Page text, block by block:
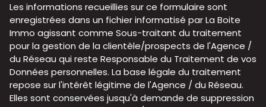
Les informations recueillies sur ce formulaire sont
enregistrées dans un fichier informatisé par La Boite
Immo agissant comme Sous-traitant du traitement
pour la gestion de la clientèle/prospects de l'Agence /
du Réseau qui reste Responsable du Traitement de vos
Données personnelles. La base légale du traitement
repose sur l'intérêt légitime de l'Agence / du Réseau.
Elles sont conservées jusqu'à demande de suppression